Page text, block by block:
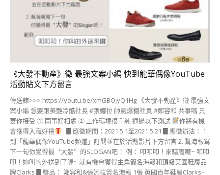
《大發不動產》徵 最強文案小編 快到龍華偶像YouTube
活動貼文下方留言
傳送鍊>>> https://youtu.be/xmGBOjyQ1Hg 《大發不動產》徵 最強文
案小編 想要跟美艷冷酷社長 #張娜拉 帥氣爆棚社員 #鄭容和 共事嗎 只
要你接受 ① 同事好相處 ② 工作環境很單純 通過以下測試
你將有機
會獲得入職好禮
▊應徵期間：2021.5.1至2021.5.21 ▊應徵辦法： 1.
到「龍華偶像YouTube頻道」訂閱並在於活動影片下方留言 2. 幫海報寫
下一句你覺得最〝大發〞的SLOGAN吧！ 例： 叩叩叩！來驅魔囉~ 叩叩
叩！妳叫的外送到了喔~ 就有機會獲得主角簽名海報和頂級英國鞋履品
牌Clarks ▊獎品： 鄭容和&張娜拉簽名海報 1張 英國百年鞋履Clarks--